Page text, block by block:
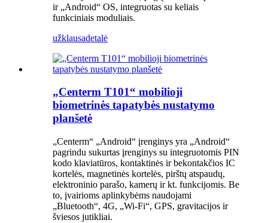
ir „Android“ OS, integruotas su keliais
funkciniais moduliais.
užklausadetalė
„Centerm T101“ mobilioji
biometrinės tapatybės nustatymo
planšetė
„Centerm“ „Android“ įrenginys yra „Android“
pagrindu sukurtas įrenginys su integruotomis PIN
kodo klaviatūros, kontaktinės ir bekontakčios IC
kortelės, magnetinės kortelės, pirštų atspaudų,
elektroninio parašo, kamerų ir kt. funkcijomis. Be
to, įvairioms aplinkybėms naudojami
„Bluetooth“, 4G, „Wi-Fi“, GPS, gravitacijos ir
šviesos jutikliai.